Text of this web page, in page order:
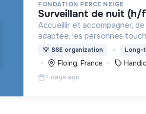
FONDATION PERCE NEIGE
surveillant de nuit (h/
Accueillir et accompagner,
adaptée, les personnes
déficience mentale, un
ou psychique
💡 SSE organization Long-
Floing, France
2 days ago